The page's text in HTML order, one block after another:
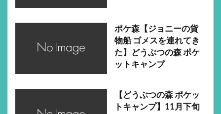
ポケ森【ジョニーの貨
物船 ゴメスを連れてき
た】どうぶつの森 ポケ
ットキャンプ
【どうぶつの森 ポケッ
トキャンプ】11月下旬